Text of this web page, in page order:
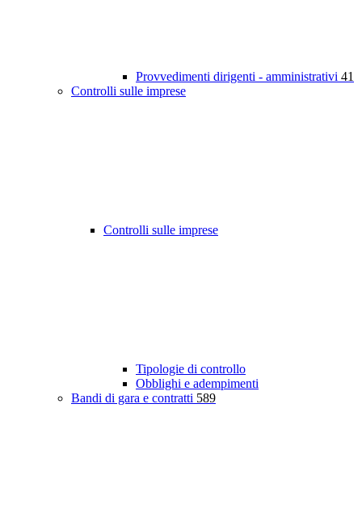
Provvedimenti dirigenti - amministrativi 41
Controlli sulle imprese
Controlli sulle imprese
Tipologie di controllo
Obblighi e adempimenti
Bandi di gara e contratti 589